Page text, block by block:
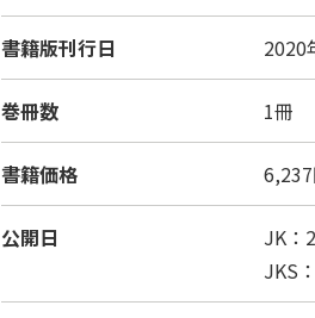
書籍版刊行日 2020
巻冊数 1冊
書籍価格
公開日
JK：
JKS